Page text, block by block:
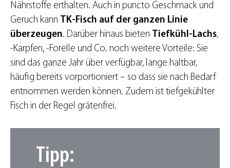
Nährstoffe erthalten. Auch in puncto Geschmack und
Geruch kann TK-Fisch auf der ganzen Linie
überzeugen. Darüber hinaus bieten Tiefkühl-Lachs,
-Karpfen, -Forelle und Co. noch weitere Vorteile: Sie
sind das ganze Jahr über verfügbar, lange haltbar,
häufig bereits vorportioniert – so dass sie nach Bedarf
entnommen werden können. Zudem ist tiefgekühlter
Fisch in der Regel grätenfrei.
Tipp: